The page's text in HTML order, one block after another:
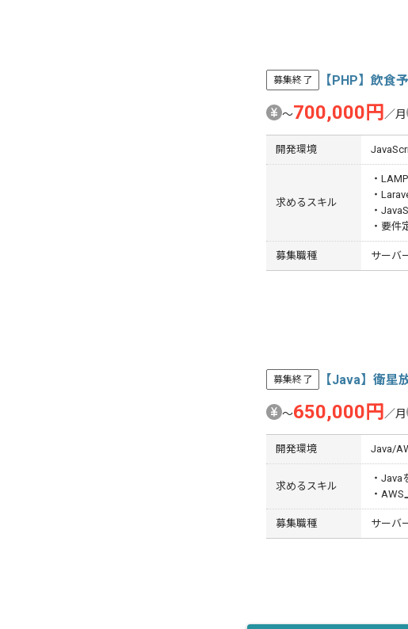
募集終了 【PHP】飲食
〜700,000円 ／月
開発環境
求めるスキル
・
・
・
・要件
募集職種 サーバ
募集終了 【Java】衛星
〜650,000円 ／月
開発環境 Java/
求めるスキル
・
・
募集職種 サーバ